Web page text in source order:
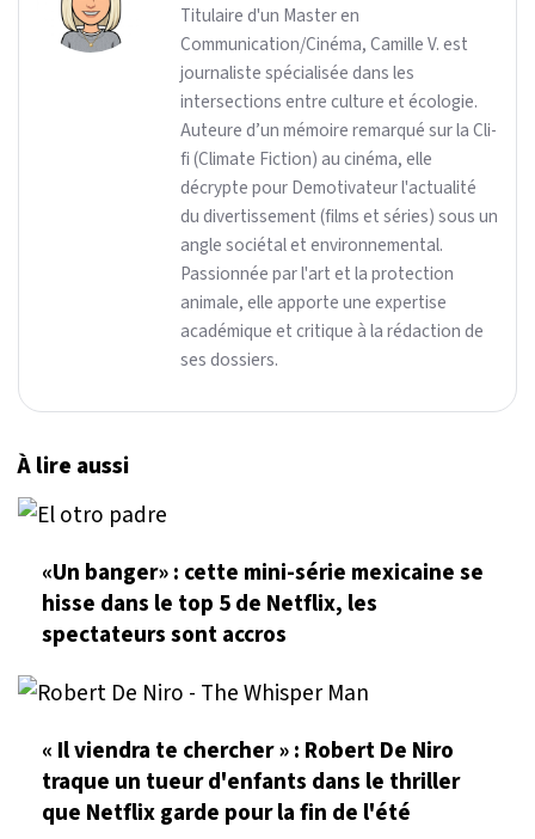
Titulaire d'un Master en
Communication/Cinéma, Camille V. est
journaliste spécialisée dans les
intersections entre culture et écologie.
Auteure d’un mémoire remarqué sur la Cli-
fi (Climate Fiction) au cinéma, elle
décrypte pour Demotivateur l'actualité
du divertissement (films et séries) sous un
angle sociétal et environnemental.
Passionnée par l'art et la protection
animale, elle apporte une expertise
académique et critique à la rédaction de
ses dossiers.
À lire aussi
«Un banger» : cette mini-série mexicaine se
hisse dans le top 5 de Netflix, les
spectateurs sont accros
« Il viendra te chercher » : Robert De Niro
traque un tueur d'enfants dans le thriller
que Netflix garde pour la fin de l'été